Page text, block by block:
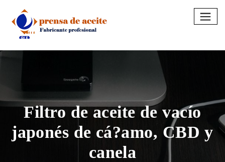
content
Filtro de aceite de vacío
japonés de cá?amo, CBD y
canela